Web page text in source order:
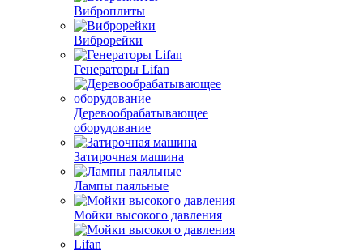
Виброплиты
Виброрейки
Генераторы Lifan
Деревообрабатывающее
оборудование
Затирочная машина
Лампы паяльные
Мойки высокого давления